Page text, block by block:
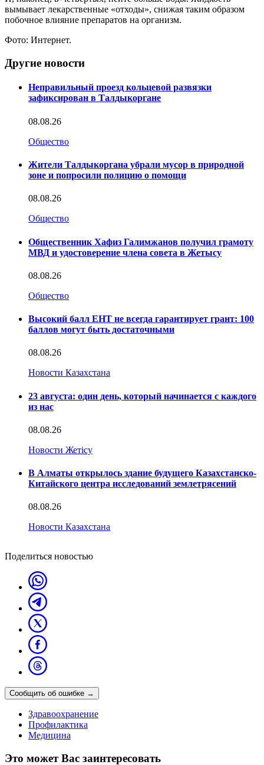
вымывает лекарственные «отходы», снижая таким образом
побочное влияние препаратов на организм.
Фото: Интернет.
Другие новости
Неправильный проезд кольцевой развязки
зафиксирован в Талдыкоргане
08.08.26
Общество
Жители Талдыкоргана убрали мусор в природной
зоне и попросили полицию о помощи
08.08.26
Общество
Общественник Хафиз Галимжанов получил грамоту
МВД и удостоверение члена совета в Жетысу
08.08.26
Общество
Высокий балл ЕНТ не всегда гарантирует грант: 100
баллов могут быть достаточными
08.08.26
Новости Казахстана
23 августа: один день, который начинается с каждого
из нас
08.08.26
Новости Жетісу
В Алматы открылось здание будущего Казахстанско-
Китайского центра исследований землетрясений
08.08.26
Новости Казахстана
Поделиться новостью
Сообщить об ошибке →
Здравоохранение
Профилактика
Медицина
Это может Вас заинтересовать